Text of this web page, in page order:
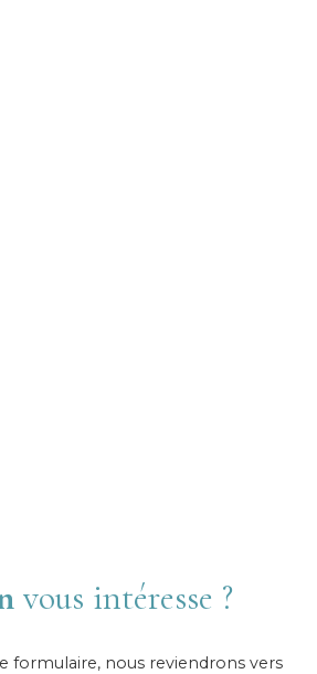
vous intéresse ?
formulaire, nous reviendrons vers